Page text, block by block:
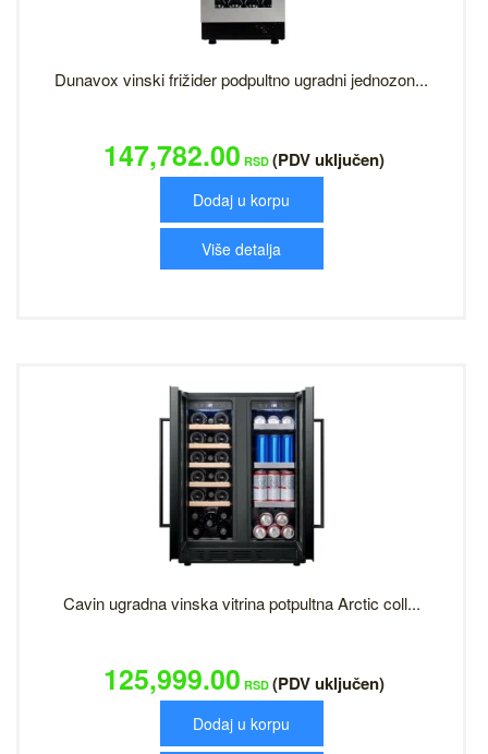
Dunavox vinski frižider podpultno ugradni jednozon...
147,782.00 RSD (PDV uključen)
Dodaj u korpu
Više detalja
Cavin ugradna vinska vitrina potpultna Arctic coll...
125,999.00 RSD (PDV uključen)
Dodaj u korpu